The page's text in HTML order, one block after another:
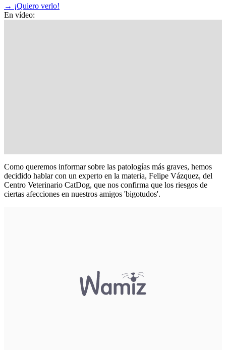
→ ¡Quiero verlo!
En vídeo:
Como queremos informar sobre las patologías más graves, hemos
decidido hablar con un experto en la materia, Felipe Vázquez, del
Centro Veterinario CatDog, que nos confirma que los riesgos de
ciertas afecciones en nuestros amigos 'bigotudos'.